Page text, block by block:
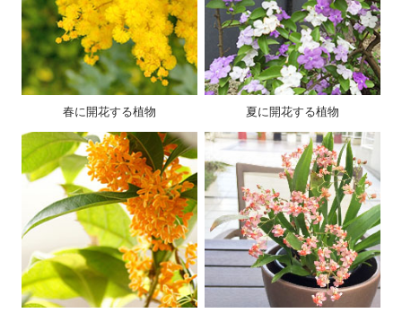
春に開花する植物 夏に開花する植物